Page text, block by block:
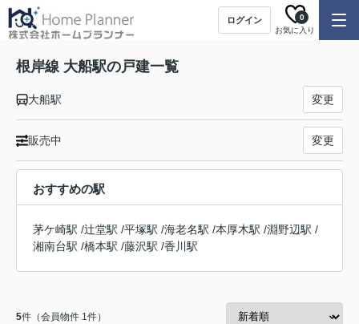
ログイン
お気に入り
0
根岸線 大船駅の戸建一覧
大船駅 変更
販売中 変更
おすすめの駅
茅ケ崎駅 /辻堂駅 /平塚駅 /海老名駅 /本厚木駅 /淵野辺駅 /
湘南台駅 /橋本駅 /藤沢駅 /香川駅
5件（会員物件 1件）